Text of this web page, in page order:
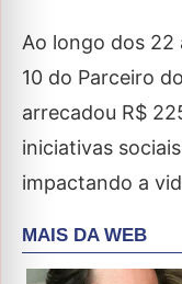
Ao longo dos 22
10 do Parceiro
arrecadou R$
iniciativas
impactando a